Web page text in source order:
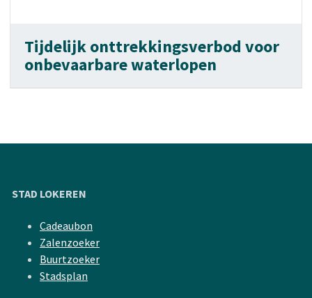
Tijdelijk onttrekkingsverbod voor
onbevaarbare waterlopen
STAD LOKEREN
Cadeaubon
Zalenzoeker
Buurtzoeker
Stadsplan